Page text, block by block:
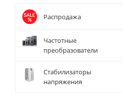
Распродажа
Частотные
преобразователи
Стабилизаторы
напряжения